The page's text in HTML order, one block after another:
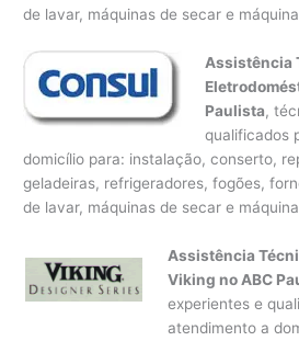
de lavar, máquinas de secar e
Assistência
Paulista,
qualificados
domicílio para: instalação, conserto,
geladeiras, refrigeradores, fogões,
de lavar, máquinas de secar e
Assistência
Viking no ABC
experientes e
atendimento a